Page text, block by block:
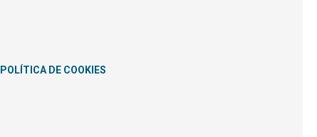
POLÍTICA DE COOKIES